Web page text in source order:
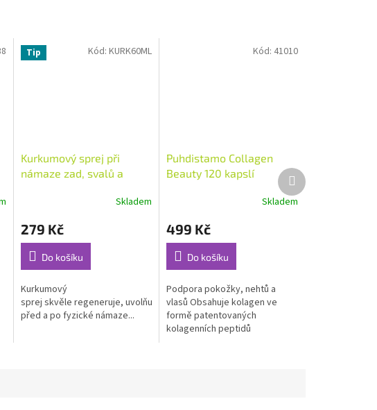
Tip
Kurkumový sprej při
námaze zad, svalů a
produktu
je
4,7
z
5
hvězdiček.
Skladem
279 Kč
Do košíku
Kurkumový
sprej skvěle regeneruje, uvolňuje a prohřívá pokožku
před a po fyzické námaze...
Kód:KURK60ML
Puhdistamo Collagen
Beauty 120 kapslí
produktu
je
5,0
z
5
hvězdiček.
Skladem
499 Kč
Do košíku
Podpora pokožky, nehtů a
vlasů Obsahuje kolagen ve
formě patentovaných
kolagenních peptidů
Kód: 41010
Další
produkt